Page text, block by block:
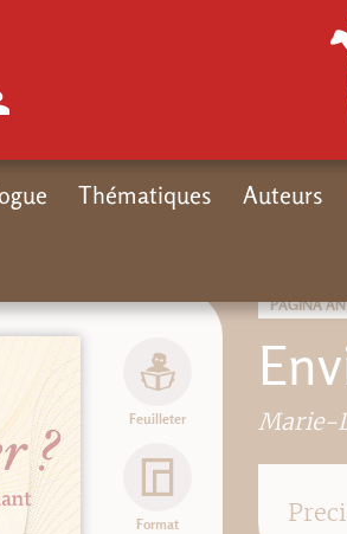
PÁGINA
Marie-
Feuilleter
Format
Thématiques Auteurs